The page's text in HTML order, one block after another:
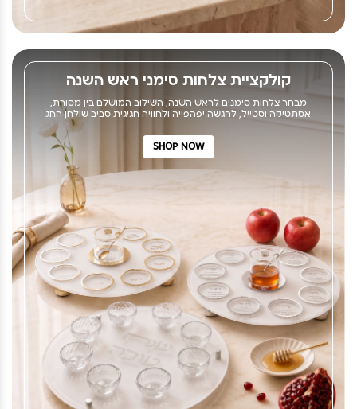
קולקציית צלחות סימני ראש השנה
מבחר צלחות סימנים לראש השנה, השילוב המושלם בין מסורת,
אסתטיקה וסטייל, להגשה יפהפייה ולחוויה חגיגית סביב שולחן החג
SHOP NOW